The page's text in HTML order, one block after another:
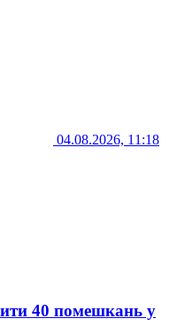
04.08.2026, 11:18
40 помешкань у